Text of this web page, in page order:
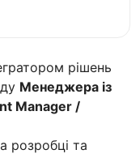
рішень
Менеджера із
Manager /
розробці та